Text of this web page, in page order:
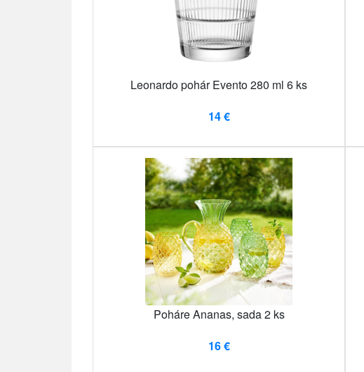
Leonardo pohár Evento 280 ml 6 ks
14 €
Poháre Ananas, sada 2 ks
16 €